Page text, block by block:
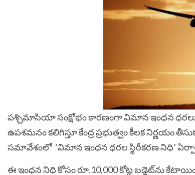
పశ్చిమాసియా సంక్షోభం కారణంగా విమాన ఇంధన
ఉపశమనం కలిగిస్తూ కేంద్ర ప్రభుత్వం కీలక నిర్ణయం
సమావేశంలో ‘విమాన ఇంధన ధరల స్థిరీకరణ నిధి’
ఈ ఇంధన నిధి కోసం రూ.10,000 కోట్ల బడ్జెట్‌ను